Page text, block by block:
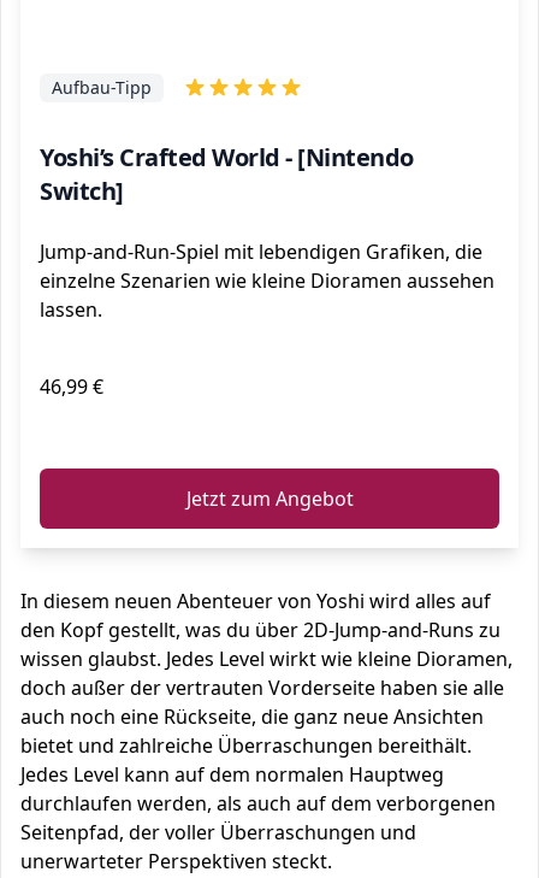
Yoshi’s Crafted World - [Nintendo
Switch]
Aufbau-Tipp
Jump-and-Run-Spiel mit lebendigen Grafiken, die
einzelne Szenarien wie kleine Dioramen aussehen
lassen.
46,99 €
Jetzt zum Angebot
In diesem neuen Abenteuer von Yoshi wird alles auf
den Kopf gestellt, was du über 2D-Jump-and-Runs zu
wissen glaubst. Jedes Level wirkt wie kleine Dioramen,
doch außer der vertrauten Vorderseite haben sie alle
auch noch eine Rückseite, die ganz neue Ansichten
bietet und zahlreiche Überraschungen bereithält.
Jedes Level kann auf dem normalen Hauptweg
durchlaufen werden, als auch auf dem verborgenen
Seitenpfad, der voller Überraschungen und
unerwarteter Perspektiven steckt.